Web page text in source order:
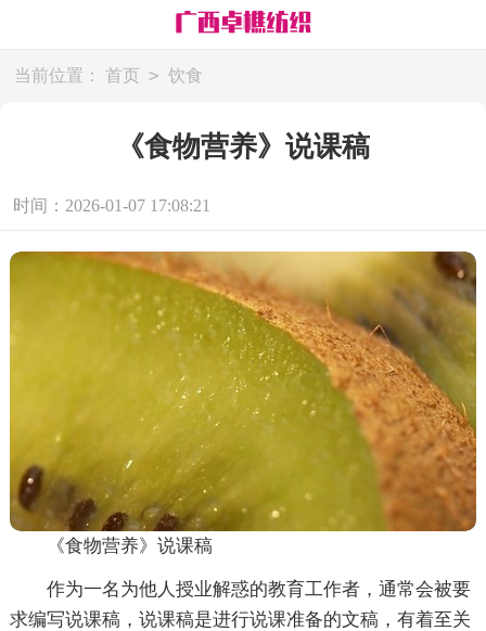
当前位置： 首页 > 饮食
《食物营养》说课稿
时间：2026-01-07 17:08:21
《食物营养》说课稿
作为一名为他人授业解惑的教育工作者，通常会被要
求编写说课稿，说课稿是进行说课准备的文稿，有着至关